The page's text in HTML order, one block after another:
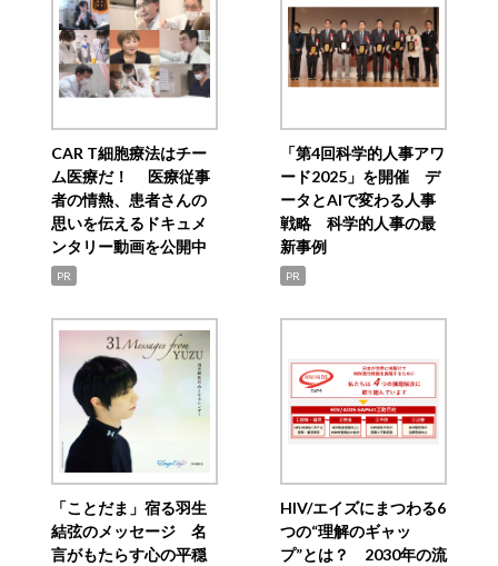
CAR T細胞療法はチー
ム医療だ！ 医療従事
者の情熱、患者さんの
思いを伝えるドキュメ
ンタリー動画を公開中
PR
「第4回科学的人事アワ
ード2025」を開催 デ
ータとAIで変わる人事
戦略 科学的人事の最
新事例
PR
「ことだま」宿る羽生
結弦のメッセージ 名
言がもたらす心の平穏
HIV/エイズにまつわる6
つの“理解のギャッ
プ”とは？ 2030年の流